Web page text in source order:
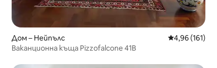
Дом – Нейпълс Средна
4,96 (161)
Ваканционна къща Pizzofalcone 41B